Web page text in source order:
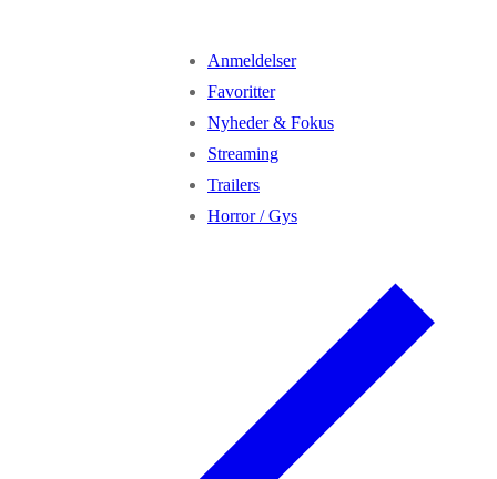
Anmeldelser
Favoritter
Nyheder & Fokus
Streaming
Trailers
Horror / Gys